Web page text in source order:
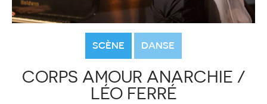
SCÈNE DANSE
CORPS AMOUR ANARCHIE /
LÉO FERRÉ